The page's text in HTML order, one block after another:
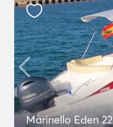
Marinello Eden 22